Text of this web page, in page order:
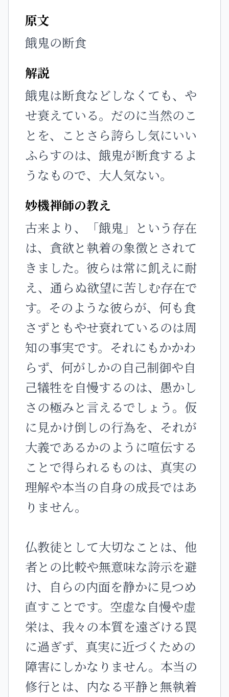
原文
餓鬼の断食
解説
餓鬼は断食などしなくても、や
せ衰えている。だのに当然のこ
とを、ことさら誇らし気にいい
ふらすのは、餓鬼が断食するよ
うなもので、大人気ない。
妙機禅師の教え
古来より、「餓鬼」という存在
は、貪欲と執着の象徴とされて
きました。彼らは常に飢えに耐
え、通らぬ欲望に苦しむ存在で
す。そのような彼らが、何も食
さずともやせ衰れているのは周
知の事実です。それにもかかわ
らず、何がしかの自己制御や自
己犠牲を自慢するのは、愚かし
さの極みと言えるでしょう。仮
に見かけ倒しの行為を、それが
大義であるかのように喧伝する
ことで得られるものは、真実の
理解や本当の自身の成長ではあ
りません。
仏教徒として大切なことは、他
者との比較や無意味な誇示を避
け、自らの内面を静かに見つめ
直すことです。空虚な自慢や虚
栄は、我々の本質を遠ざける罠
に過ぎず、真実に近づくための
障害にしかなりません。本当の
修行とは、内なる平静と無執着